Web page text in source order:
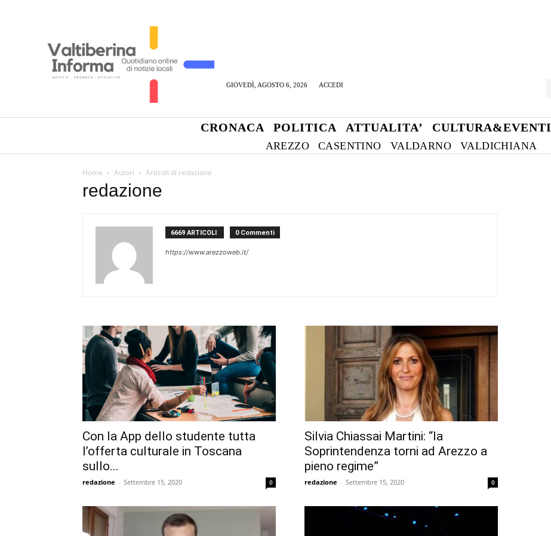
GIOVEDÌ, AGOSTO 6, 2026 ACCEDI
CRONACA POLITICA ATTUALITA’ CULTURA&EVENTI
AREZZO CASENTINO VALDARNO VALDICHIANA
Home Autori Articoli di redazione
redazione
6669 ARTICOLI 0 Commenti
https://www.arezzoweb.it/
Con la App dello studente tutta
l’offerta culturale in Toscana
sullo...
redazione - Settembre 15, 2020 0
Silvia Chiassai Martini: “la
Soprintendenza torni ad Arezzo a
pieno regime”
redazione - Settembre 15, 2020 0